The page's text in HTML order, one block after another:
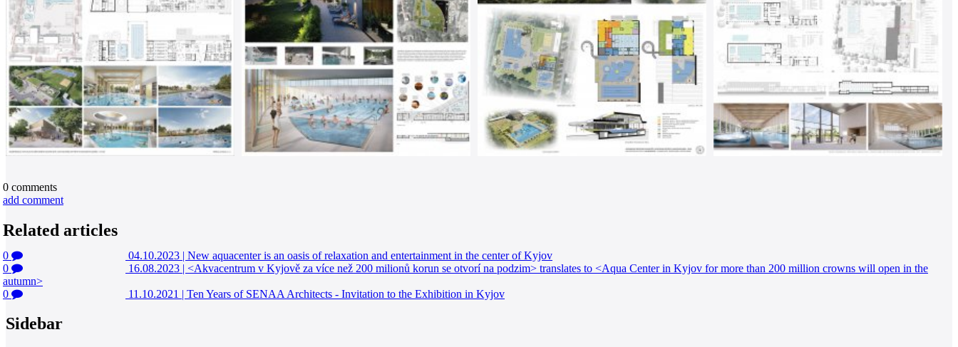
0 comments
add comment
Related articles
0 04.10.2023 | New aquacenter is an oasis of relaxation and entertainment in the center of Kyjov
0
16.08.2023 | <Akvacentrum v Kyjově za více než 200 milionů korun se otvorí na podzim> translates to <Aqua Center in Kyjov for more than 200 million crowns will open in the
autumn>
0
11.10.2021 | Ten Years of SENAA Architects - Invitation to the Exhibition in Kyjov
Sidebar